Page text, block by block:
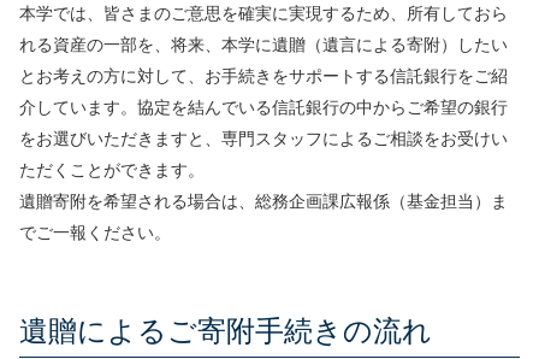
本学では、皆さまのご意思を確実に実現するため、所有しておら
れる資産の一部を、将来、本学に遺贈（遺言による寄附）したい
とお考えの方に対して、お手続きをサポートする信託銀行をご紹
介しています。協定を結んでいる信託銀行の中からご希望の銀行
をお選びいただきますと、専門スタッフによるご相談をお受けい
ただくことができます。
遺贈寄附を希望される場合は、総務企画課広報係（基金担当）ま
でご一報ください。
遺贈によるご寄附手続きの流れ